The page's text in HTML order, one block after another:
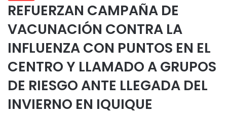
REFUERZAN CAMPAÑA DE
VACUNACIÓN CONTRA LA
INFLUENZA CON PUNTOS EN EL
CENTRO Y LLAMADO A GRUPOS
DE RIESGO ANTE LLEGADA DEL
INVIERNO EN IQUIQUE